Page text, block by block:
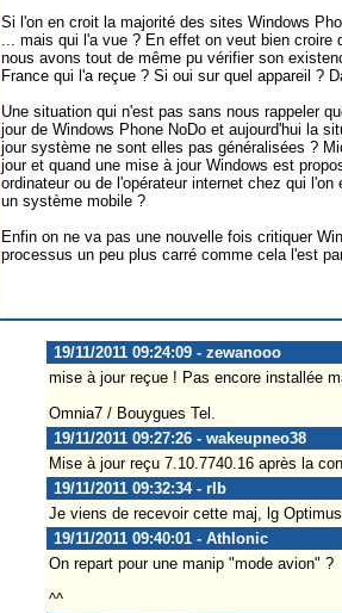
Si l'on en croit la majorité des sites Windows
... mais qui l'a vue ? En effet on veut bien
nous avons tout de même pu vérifier son
France qui l'a reçue ? Si oui sur quel appareil ?
Une situation qui n'est pas sans nous rappeler
jour de Windows Phone NoDo et aujourd'hui la
jour système ne sont elles pas généralisées ?
jour et quand une mise à jour Windows est
ordinateur ou de l'opérateur internet chez qui
un système mobile ?
Enfin on ne va pas une nouvelle fois critiquer
processus un peu plus carré comme cela l'est
19/11/2011 09:24:09 - zewanooo
mise à jour reçue ! Pas encore installée
Omnia7 / Bouygues Tel.
19/11/2011 09:27:26 - wakeupneo38
Mise à jour reçu 7.10.7740.16 après la
19/11/2011 09:32:34 - rlb
Je viens de recevoir cette maj, lg
19/11/2011 09:40:01 - Athlonic
On repart pour une manip "mode avion" ?
^^